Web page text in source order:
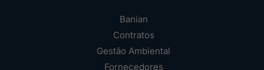
Banian
Contratos
Gestão Ambiental
Fornecedores